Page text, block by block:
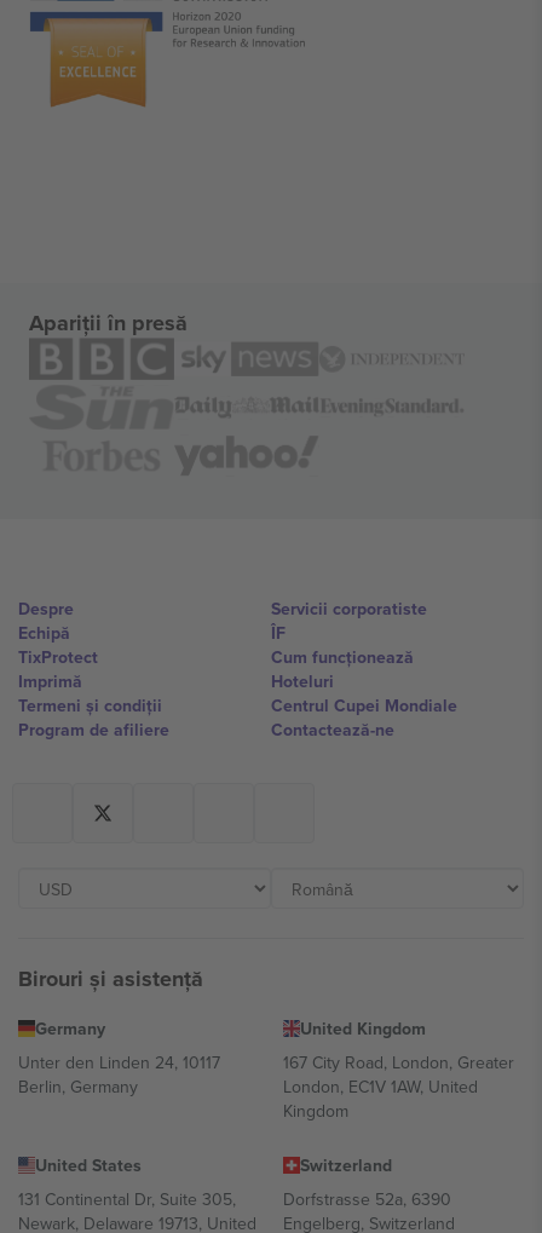
Apariții în presă
Despre
Echipă
TixProtect
Imprimă
Termeni și condiții
Program de afiliere
Servicii corporatiste
ÎF
Cum funcționează
Hoteluri
Centrul Cupei Mondiale
Contactează-ne
Birouri și asistență
Germany
Unter den Linden 24, 10117
Berlin, Germany
United Kingdom
167 City Road, London, Greater
London, EC1V 1AW, United
Kingdom
United States
131 Continental Dr, Suite 305,
Newark, Delaware 19713, United
Switzerland
Dorfstrasse 52a, 6390
Engelberg, Switzerland